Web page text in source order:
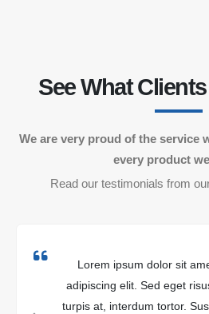
See What
We are very proud of the service
every product
Read our testimonials from
Lorem ipsum dolor sit
adipiscing elit. Sed eget
turpis at, interdum tortor.